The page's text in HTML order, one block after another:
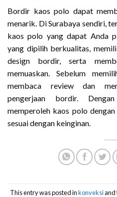
Bordir kaos polo dapat
menarik. Di Surabaya sendiri,
kaos polo yang dapat Anda
yang dipilih berkualitas,
design bordir, serta
memuaskan. Sebelum
membaca review dan
pengerjaan bordir.
memperoleh kaos polo
sesuai dengan keinginan.
This entry was posted inkonveksiand